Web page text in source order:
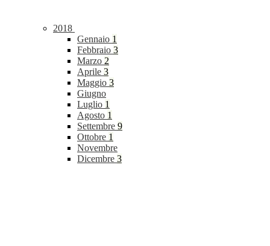
2018
Gennaio 1
Febbraio 3
Marzo 2
Aprile 3
Maggio 3
Giugno
Luglio 1
Agosto 1
Settembre 9
Ottobre 1
Novembre
Dicembre 3